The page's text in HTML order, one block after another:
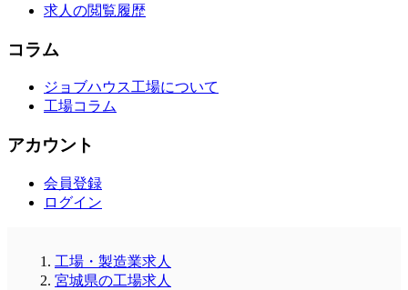
求人の閲覧履歴
コラム
ジョブハウス工場について
工場コラム
アカウント
会員登録
ログイン
工場・製造業求人
宮城県の工場求人